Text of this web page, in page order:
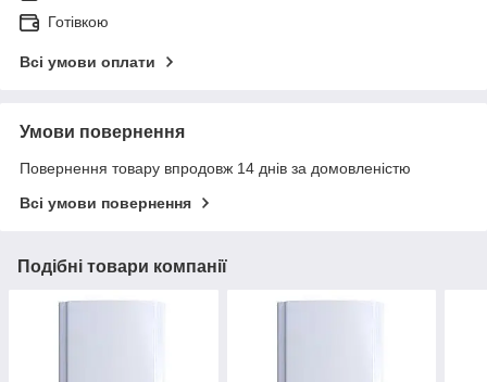
Готівкою
Всі умови оплати
Умови повернення
Повернення товару впродовж 14 днів за домовленістю
Всі умови повернення
Подібні товари компанії